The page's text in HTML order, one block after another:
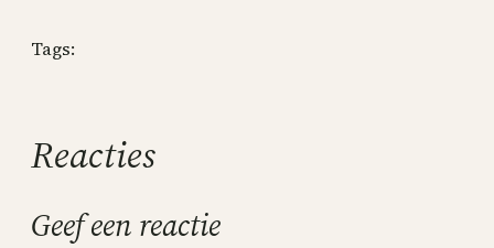
Tags:
Reacties
Geef een reactie